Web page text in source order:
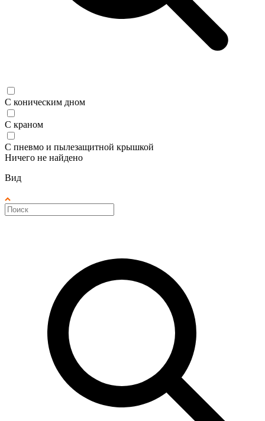
С коническим дном
С краном
С пневмо и пылезащитной крышкой
Ничего не найдено
Вид